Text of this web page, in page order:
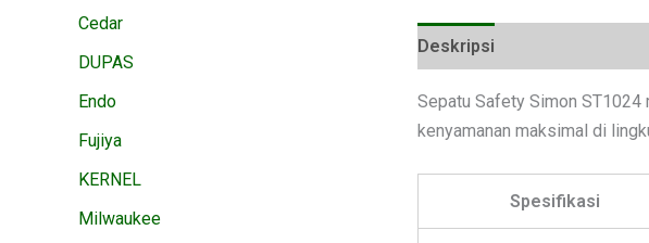
Cedar
DUPAS
Endo
Fujiya
KERNEL
Milwaukee
Deskripsi
Sepatu Safety Simon ST1024
kenyamanan maksimal di
Spesifikasi